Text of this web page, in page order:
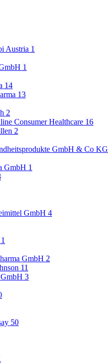
Austria 1
1
14
13
2
Consumer Healthcare 16
2
GmbH & Co KG
GmbH 1
GmbH 4
1
GmbH 2
11
3
50